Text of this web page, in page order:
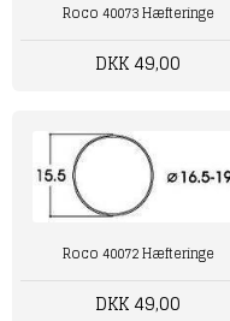
Roco 40073 Hæfteringe
DKK 49,00
Roco 40072 Hæfteringe
DKK 49,00